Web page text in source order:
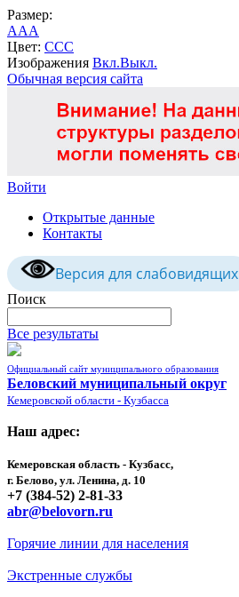
Размер:
AAA
Цвет: CCC
Изображения Вкл.Выкл.
Обычная версия сайта
Войти
Открытые данные
Контакты
Версия для слабовидящих
Поиск
Все результаты
Официальный сайт муниципального образования
Беловский муниципальный округ
Кемеровской области - Кузбасса
Наш адрес:
Кемеровская область - Кузбасс,
г. Белово, ул. Ленина, д. 10
+7 (384-52) 2-81-33
abr@belovorn.ru
Горячие линии для населения
Экстренные службы